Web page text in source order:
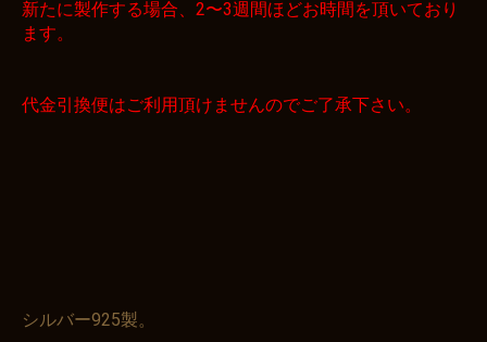
新たに製作する場合、2〜3週間ほどお時間を頂いており
ます。
代金引換便はご利用頂けませんのでご了承下さい。
シルバー925製。